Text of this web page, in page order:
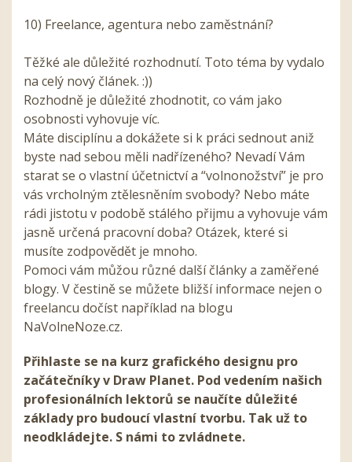
10) Freelance, agentura nebo zaměstnání?
Těžké ale důležité rozhodnutí. Toto téma by vydalo
na celý nový článek. :))
Rozhodně je důležité zhodnotit, co vám jako
osobnosti vyhovuje víc.
Máte disciplínu a dokážete si k práci sednout aniž
byste nad sebou měli nadřízeného? Nevadí Vám
starat se o vlastní účetnictví a “volnonožství” je pro
vás vrcholným ztělesněním svobody? Nebo máte
rádi jistotu v podobě stálého přijmu a vyhovuje vám
jasně určená pracovní doba? Otázek, které si
musíte zodpovědět je mnoho.
Pomoci vám můžou různé další články a zaměřené
blogy. V čestině se můžete bližší informace nejen o
freelancu dočíst například na blogu
NaVolneNoze.cz.
Přihlaste se na kurz grafického designu pro
začátečníky v Draw Planet. Pod vedením našich
profesionálních lektorů se naučíte důležité
základy pro budoucí vlastní tvorbu. Tak už to
neodkládejte. S námi to zvládnete.